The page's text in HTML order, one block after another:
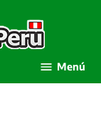
por
Menú